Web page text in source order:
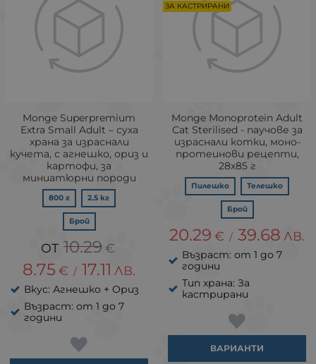
Monge Superpremium
Extra Small Adult – суха
храна за израснали
кучета, с агнешко, ориз и
картофи, за
миниатюрни породи
800 г 2.5 кг
Брой
10.29 €
8.75 € / 17.11 ЛВ.
Вкус: Агнешко + Ориз
Възраст: от 1 до 7
години
Monge Monoprotein Adult
Cat Sterilised - паучове за
израснали котки, моно-
протеинови рецепти,
28х85 г
Пилешко Телешко
Брой
20.29 € / 39.68 ЛВ.
Възраст: от 1 до 7
години
Тип храна: За
кастрирани
ВАРИАНТИ
ЗА КАСТРИРАНИ